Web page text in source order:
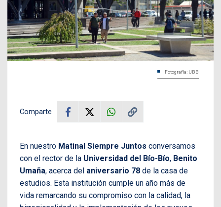
Fotografía: UBB
Comparte
En nuestro Matinal Siempre Juntos conversamos
con el rector de la Universidad del Bío-Bío, Benito
Umaña, acerca del aniversario 78 de la casa de
estudios. Esta institución cumple un año más de
vida remarcando su compromiso con la calidad, la